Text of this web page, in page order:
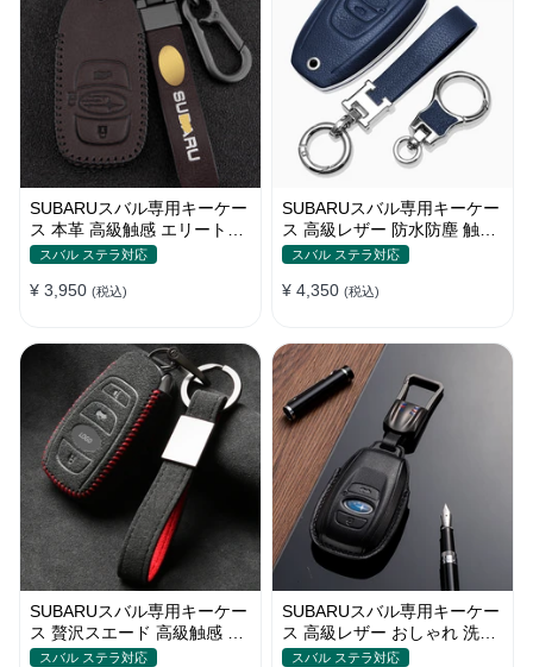
SUBARUスバル専用キーケー
ス 本革 高級触感 エリート感
ジャストフィット キーカバー
スバル ステラ対応
¥ 3,950 (税込)
SUBARUスバル専用キーケー
ス 高級レザー 防水防塵 触感
一流 ビジネス風 キーカバー
スバル ステラ対応
¥ 4,350 (税込)
SUBARUスバル専用キーケー
ス 贅沢スエード 高級触感 エ
リートデザイン キーホルダー
スバル ステラ対応
SUBARUスバル専用キーケー
ス 高級レザー おしゃれ 洗練
デザイン キーカバー
スバル ステラ対応